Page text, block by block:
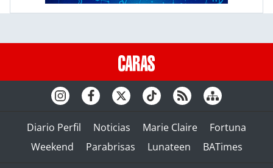
Diario Perfil Noticias Marie Claire
Fortuna
Weekend
Parabrisas Lunateen BATimes